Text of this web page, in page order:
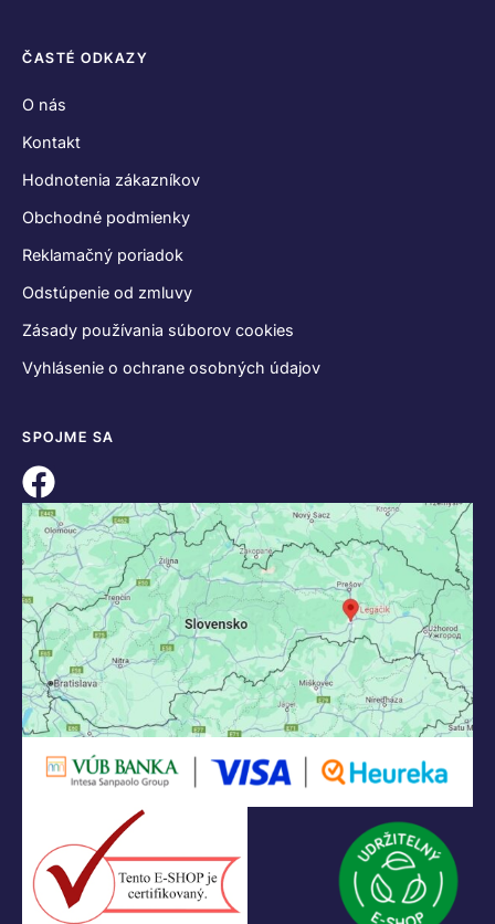
ČASTÉ ODKAZY
O nás
Kontakt
Hodnotenia zákazníkov
Obchodné podmienky
Reklamačný poriadok
Odstúpenie od zmluvy
Zásady používania súborov cookies
Vyhlásenie o ochrane osobných údajov
SPOJME SA